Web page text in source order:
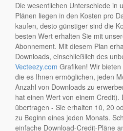
Die wesentlichen Unterschiede in
Plänen liegen in den Kosten pro
kaufen, desto günstiger sind die
besten Wert erhalten Sie mit
Abonnement. Mit diesem Plan
Downloads, einschließlich des
Vecteezy.com Grafiken! Wir
die es Ihnen ermöglichen, jeden
Anzahl von Downloads zu
hat einen Wert von einem Credit).
übertragen - Sie erhalten 10, 20
zu Beginn eines jeden Monats.
einfache Download-Credit-Pläne